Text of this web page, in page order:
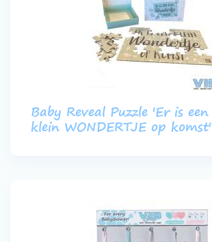
Baby Reveal Puzzle 'Er is een
klein WONDERTJE op komst'